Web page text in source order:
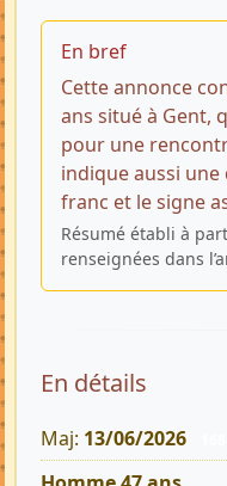
En bref
Cette annonce
ans situé à Gent,
pour une
indique aussi une
franc et le signe
Résumé établi à
renseignées dans
En détails
Maj: 13/06/2026